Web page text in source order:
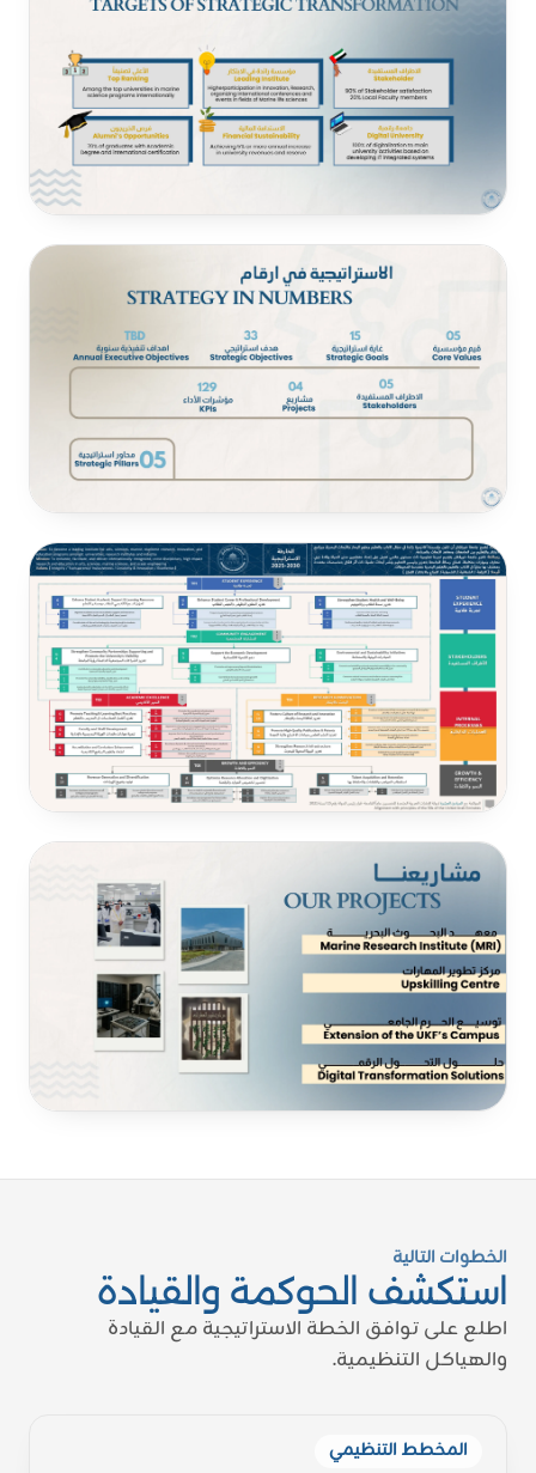
Proud of UAE
فخورين بالإمارات
الخطوات التالية
استكشف الحوكمة والقيادة
اطلع على توافق الخطة الاستراتيجية مع القيادة
والهياكل التنظيمية.
المخطط التنظيمي